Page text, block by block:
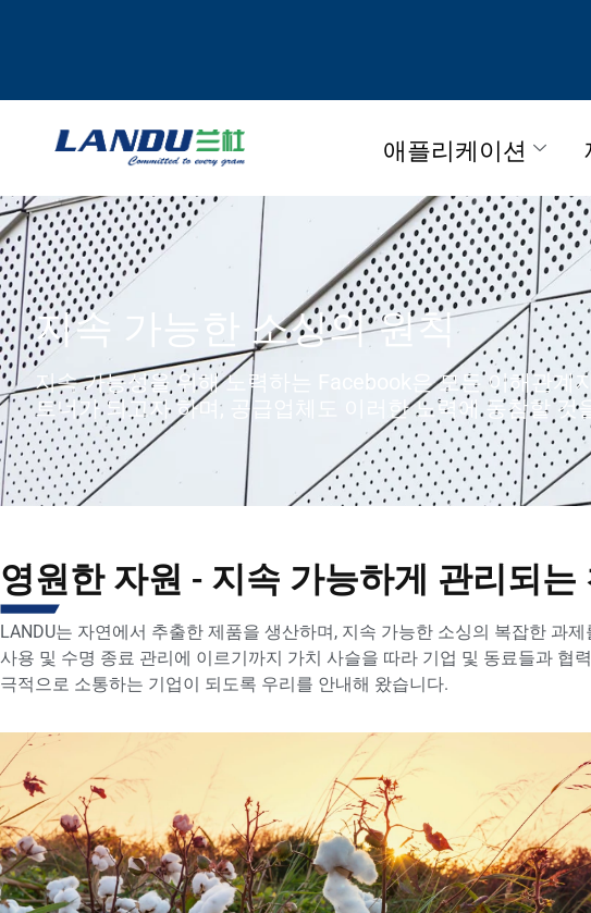
애플리케이션
지속 가능한 소싱의 원칙
지속 가능성을 위해 노력하는 Facebook은 모든 이해관계
트너가 되고자 하며, 공급업체도 이러한 노력에 동참할 것
영원한 자원 - 지속 가능하게 관리되는
LANDU는 자연에서 추출한 제품을 생산하며, 지속 가능한 소싱의 복잡한 과
사용 및 수명 종료 관리에 이르기까지 가치 사슬을 따라 기업 및 동료들과
극적으로 소통하는 기업이 되도록 우리를 안내해 왔습니다.